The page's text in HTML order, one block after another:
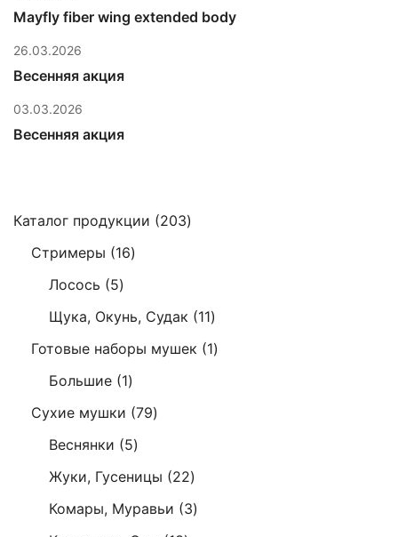
Mayfly fiber wing extended body
26.03.2026
Весенняя акция
03.03.2026
Весенняя акция
Каталог продукции 203203
Стримеры 1616
Лосось 55
товаров
Щука, Окунь, Судак 1111
товаров
Готовые наборы мушек 11
Большие 11
товар
Сухие мушки 7979
Веснянки 55
товаров
Жуки, Гусеницы 2222
товара
Комары, Муравьи 33